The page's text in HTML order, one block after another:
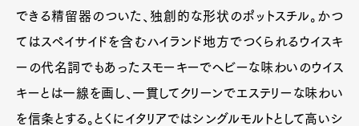
できる精留器のついた、独創的な形状のポットスチル。かつ
てはスペイサイドを含むハイランド地方でつくられるウイスキ
ーの代名詞でもあったスモーキーでヘビーな味わいのウイス
キーとは一線を画し、一貫してクリーンでエステリーな味わい
を信条とする。とくにイタリアではシングルモルトとして高いシ